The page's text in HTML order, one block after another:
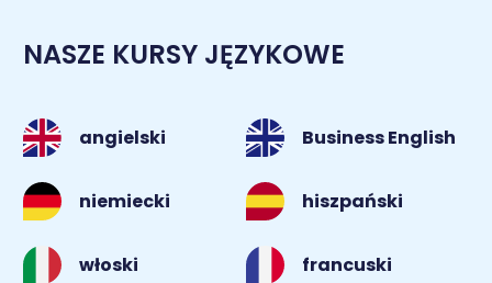
NASZE KURSY JĘZYKOWE
angielski Business English
niemiecki hiszpański
włoski francuski